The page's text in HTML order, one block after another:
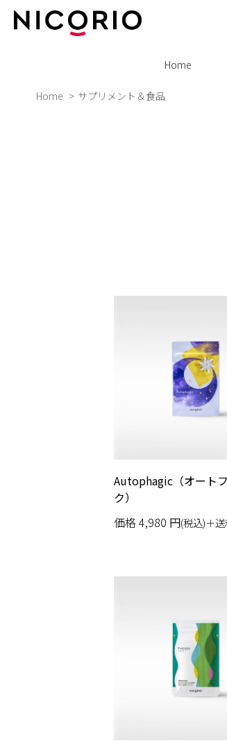
Home
Home サプリメント＆食品
Autophagic（オート
ク）
価格4,980 円(税込)＋